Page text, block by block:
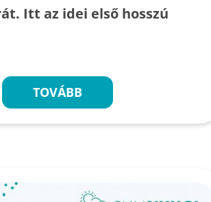
Itt az idei első hosszú
TOVÁBB